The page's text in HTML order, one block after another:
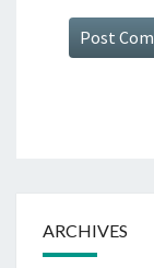
ARCHIVES